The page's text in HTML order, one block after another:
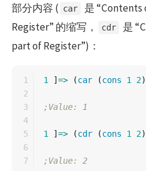
部分内容 ( car
是 “Contents
Register” 的缩写，
cdr
是
part of Register”)：
1
2
3
4
5
6
1 ] => (car (cons 1 2
;Value: 1
1 ] => (cdr (cons 1 2
;Value: 2